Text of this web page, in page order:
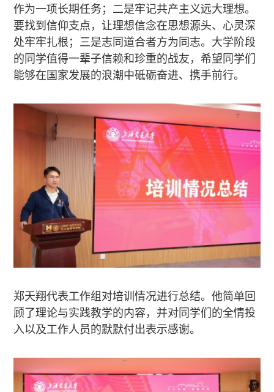
作为一项长期任务；二是牢记共产主义远大理想。
要找到信仰支点，让理想信念在思想源头、心灵深
处牢牢扎根；三是志同道合者方为同志。大学阶段
的同学值得一辈子信赖和珍重的战友，希望同学们
能够在国家发展的浪潮中砥砺奋进、携手前行。
郑天翔代表工作组对培训情况进行总结。他简单回
顾了理论与实践教学的内容，并对同学们的全情投
入以及工作人员的默默付出表示感谢。